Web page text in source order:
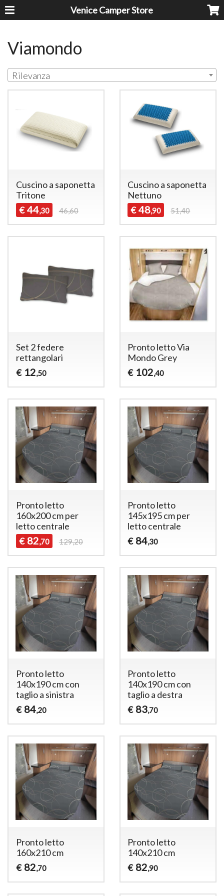
Venice Camper Store
Viamondo
Rilevanza
Cuscino a saponetta
Tritone
€ 44,30 46,60
Cuscino a saponetta
Nettuno
€ 48,90 51,40
Set 2 federe
rettangolari
€ 12,50
Pronto letto Via
Mondo Grey
€ 102,40
Pronto letto
160x200 cm per
letto centrale
€ 82,70 129,20
Pronto letto
145x195 cm per
letto centrale
€ 84,30
Pronto letto
140x190 cm con
taglio a sinistra
€ 84,20
Pronto letto
140x190 cm con
taglio a destra
€ 83,70
Pronto letto
160x210 cm
€ 82,70
Pronto letto
140x210 cm
€ 82,90